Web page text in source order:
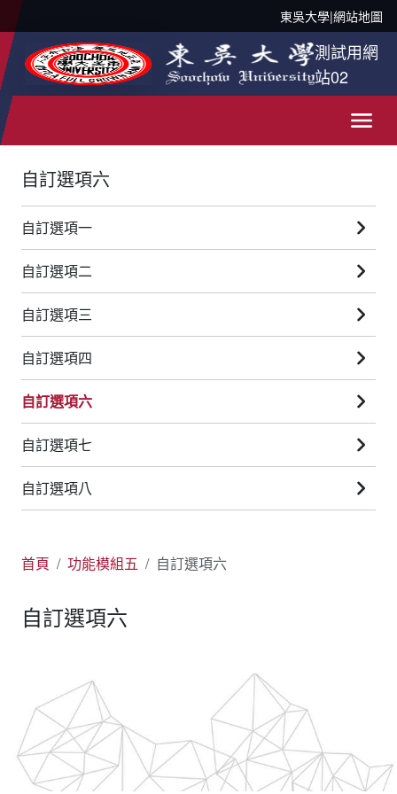
東吳大學|網站地圖
測試用網
站02
自訂選項六
自訂選項一
自訂選項二
自訂選項三
自訂選項四
自訂選項六
自訂選項七
自訂選項八
首頁 功能模組五 自訂選項六
自訂選項六